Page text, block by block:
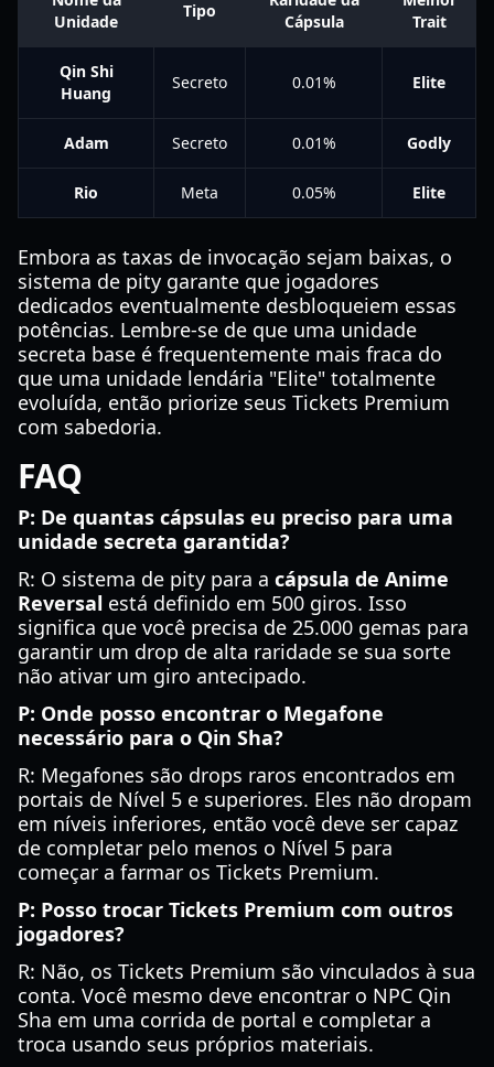
Unidade
Tipo
Cápsula
Trait
Qin Shi
Huang
Secreto 0.01% Elite
Adam Secreto 0.01% Godly
Rio Meta 0.05% Elite
Embora as taxas de invocação sejam baixas, o
sistema de pity garante que jogadores
dedicados eventualmente desbloqueiem essas
potências. Lembre-se de que uma unidade
secreta base é frequentemente mais fraca do
que uma unidade lendária "Elite" totalmente
evoluída, então priorize seus Tickets Premium
com sabedoria.
FAQ
P: De quantas cápsulas eu preciso para uma
unidade secreta garantida?
R: O sistema de pity para a cápsula de Anime
Reversal está definido em 500 giros. Isso
significa que você precisa de 25.000 gemas para
garantir um drop de alta raridade se sua sorte
não ativar um giro antecipado.
P: Onde posso encontrar o Megafone
necessário para o Qin Sha?
R: Megafones são drops raros encontrados em
portais de Nível 5 e superiores. Eles não dropam
em níveis inferiores, então você deve ser capaz
de completar pelo menos o Nível 5 para
começar a farmar os Tickets Premium.
P: Posso trocar Tickets Premium com outros
jogadores?
R: Não, os Tickets Premium são vinculados à sua
conta. Você mesmo deve encontrar o NPC Qin
Sha em uma corrida de portal e completar a
troca usando seus próprios materiais.